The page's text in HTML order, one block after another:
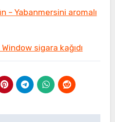
– Yabanmersini aromalı
sigara kağıdı